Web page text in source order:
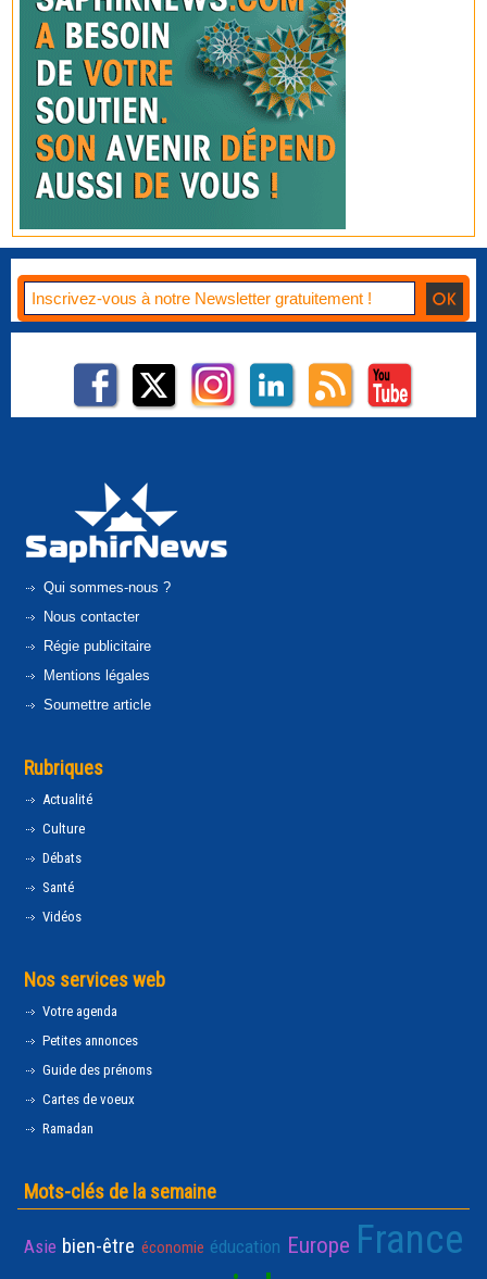
Qui sommes-nous ?
Nous contacter
Régie publicitaire
Mentions légales
Soumettre article
Rubriques
Actualité
Culture
Débats
Santé
Vidéos
Nos services web
Votre agenda
Petites annonces
Guide des prénoms
Cartes de voeux
Ramadan
Mots-clés de la semaine
Asie bien-être économie éducation Europe France